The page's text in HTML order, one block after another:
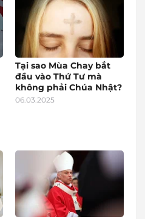
Tại sao Mùa Chay bắt
đầu vào Thứ Tư mà
không phải Chúa Nhật?
06.03.2025